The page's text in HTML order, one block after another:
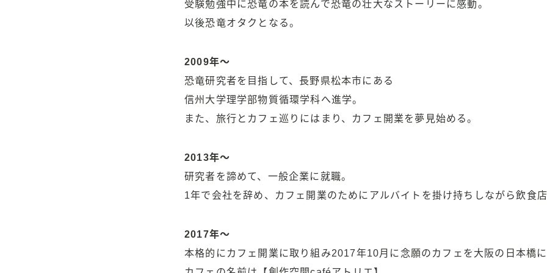
受験勉強中に恐竜の本を読んで恐竜の壮大なストーリーに感動。
以後恐竜オタクとなる。
2009年〜
恐竜研究者を目指して、長野県松本市にある
信州大学理学部物質循環学科へ進学。
また、旅行とカフェ巡りにはまり、カフェ開業を夢見始める。
2013年〜
研究者を諦めて、一般企業に就職。
1年で会社を辞め、カフェ開業のためにアルバイトを掛け持ちしながら飲食店
2017年〜
本格的にカフェ開業に取り組み2017年10月に念願のカフェを大阪の日本橋に